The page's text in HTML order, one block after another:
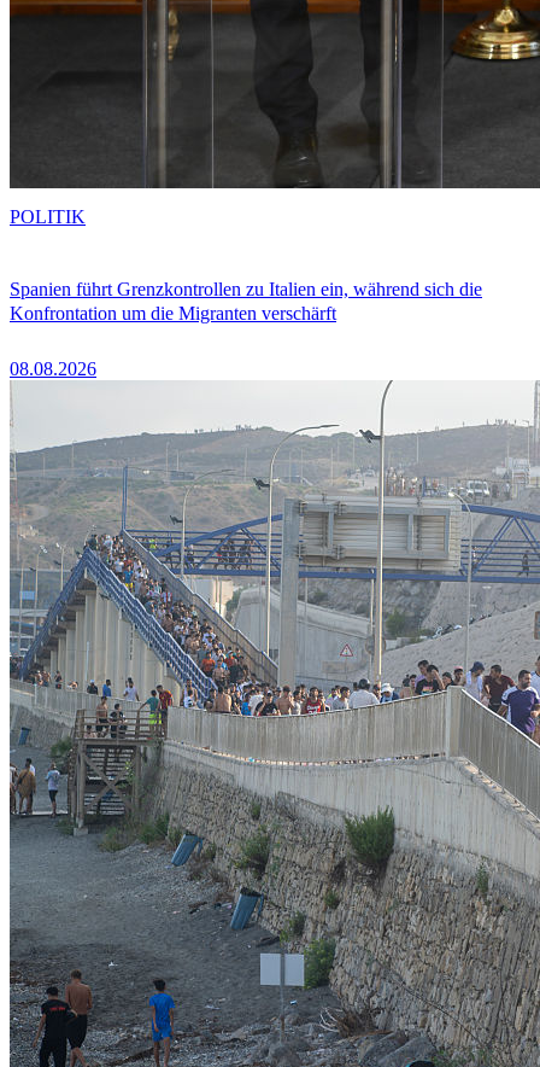
Spanien führt Grenzkontrollen zu Italien ein, während sich die
Konfrontation um die Migranten verschärft
08.08.2026
POLITIK